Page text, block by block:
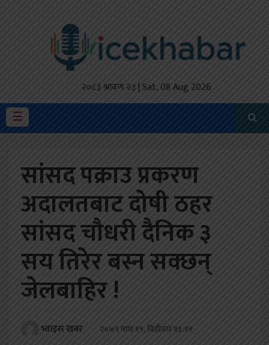
२०८३ श्रावण २३ | Sat, 08 Aug 2026
☰
मैथिली
प्रदेश
खेलकुद
अन्य
सांसद पक्राउ प्रकरण
अदालतबाट दोषी ठहर
सांसद चौधरी दैनिक ३
सय तिरेर बस्न सक्छन्
जेलबाहिर !
भ्वाइस खबर २०७९ माघ १९, बिहीबार १३:११